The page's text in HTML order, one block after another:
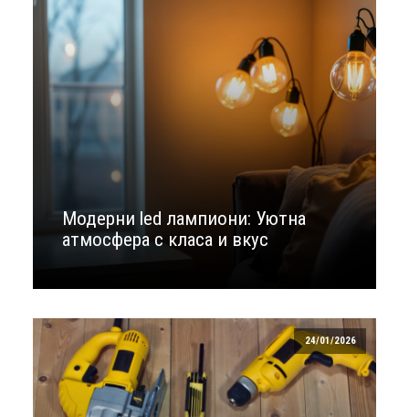
Модерни led лампиони: Уютна
атмосфера с класа и вкус
24/01/2026